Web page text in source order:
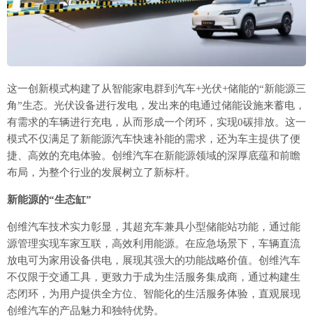
这一创新模式构建了从智能家电群到汽车+光伏+储能的“新能源三
角”生态。光伏设备进行发电，发出来的电通过储能设施来蓄电，
有需求的车辆进行充电，从而形成一个闭环，实现0碳排放。这一
模式不仅满足了新能源汽车快速补能的需求，还为车主提供了便
捷、高效的充电体验。创维汽车在新能源领域的深厚底蕴和前瞻
布局，为整个行业的发展树立了新标杆。
新能源的“生态缸”
创维汽车技术实力彰显，其超充车兼具小型储能站功能，通过能
源管理实现车家互联，高效利用能源。在应急场景下，车辆直流
放电可为家用设备供电，展现其强大的功能战略价值。创维汽车
不仅限于交通工具，更致力于成为生活服务集成商，通过构建生
态闭环，为用户提供全方位、智能化的生活服务体验，直观展现
创维汽车的产品魅力和独特优势。